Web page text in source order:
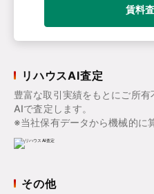
賃料
リハウスAI査定
豊富な取引実績をもとにご所
AIで査定します。
※当社保有データから機械的に
その他